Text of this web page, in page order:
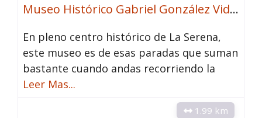
Museo Histórico Gabriel González Videla
En pleno centro histórico de La Serena,
este museo es de esas paradas que suman
bastante cuando andas recorriendo la
Leer Mas...
1.99 km